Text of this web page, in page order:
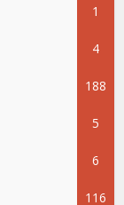
1
4
188
5
6
116